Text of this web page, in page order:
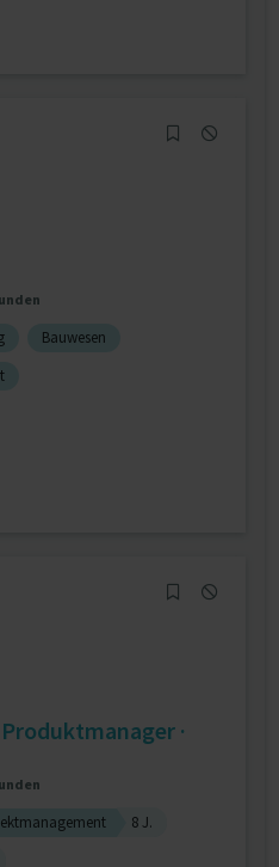
Bauwesen
·
8 J.